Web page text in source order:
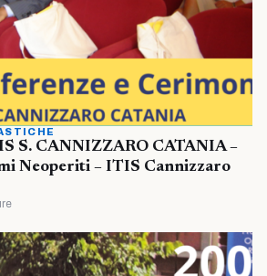
S. CANNIZZARO CATANIA –
Neoperiti – ITIS Cannizzaro